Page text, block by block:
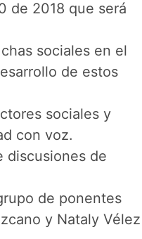
de 2018 que será
sociales en el
de estos
sociales y
con voz.
discusiones de
de ponentes
y Nataly Vélez